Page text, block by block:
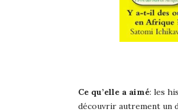
Ce qu’elle a aimé: les
découvrir autrement un